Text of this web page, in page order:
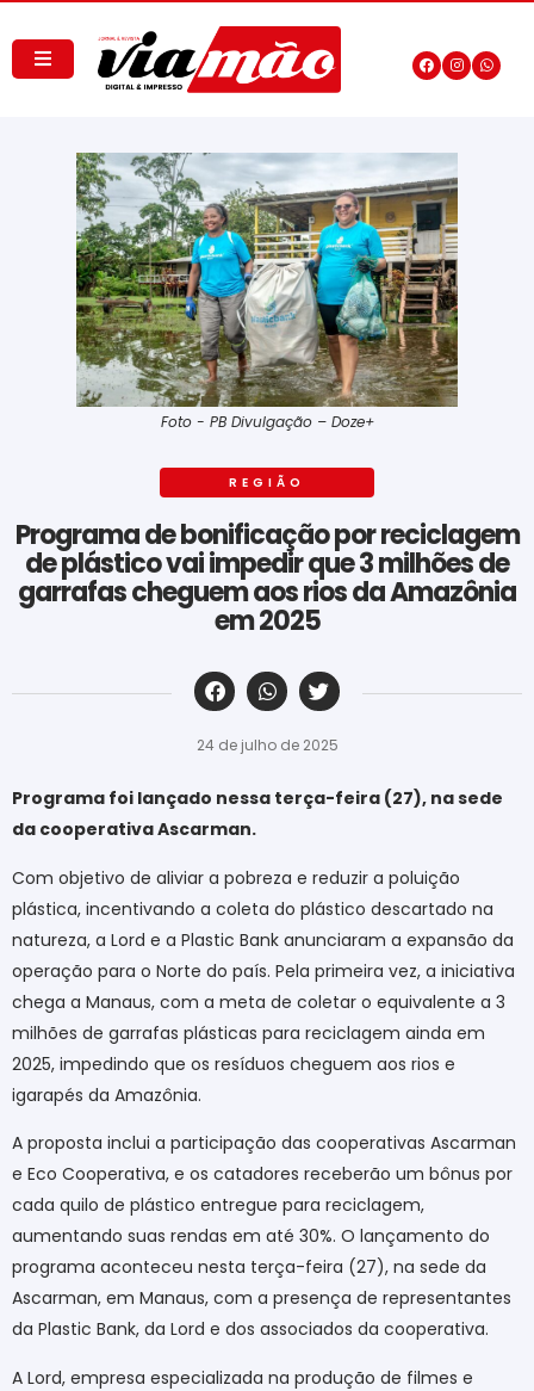
Foto - PB Divulgação – Doze+
REGIÃO
Programa de bonificação por reciclagem
de plástico vai impedir que 3 milhões de
garrafas cheguem aos rios da Amazônia
em 2025
‎ ‎ ‎ ‎ ‎ ‎ ‎ ‎ ‎ ‎ ‎ ‎ ‎ ‎ ‎ ‎ ‎ ‎ ‎ ‎ ‎ ‎ ‎ ‎ ‎ ‎ ‎ ‎ ‎ ‎ ‎
24 de julho de 2025
Programa foi lançado nessa terça-feira (27), na sede
da cooperativa Ascarman.
Com objetivo de aliviar a pobreza e reduzir a poluição
plástica, incentivando a coleta do plástico descartado na
natureza, a Lord e a Plastic Bank anunciaram a expansão da
operação para o Norte do país. Pela primeira vez, a iniciativa
chega a Manaus, com a meta de coletar o equivalente a 3
milhões de garrafas plásticas para reciclagem ainda em
2025, impedindo que os resíduos cheguem aos rios e
igarapés da Amazônia.
A proposta inclui a participação das cooperativas Ascarman
e Eco Cooperativa, e os catadores receberão um bônus por
cada quilo de plástico entregue para reciclagem,
aumentando suas rendas em até 30%. O lançamento do
programa aconteceu nesta terça-feira (27), na sede da
Ascarman, em Manaus, com a presença de representantes
da Plastic Bank, da Lord e dos associados da cooperativa.
A Lord, empresa especializada na produção de filmes e